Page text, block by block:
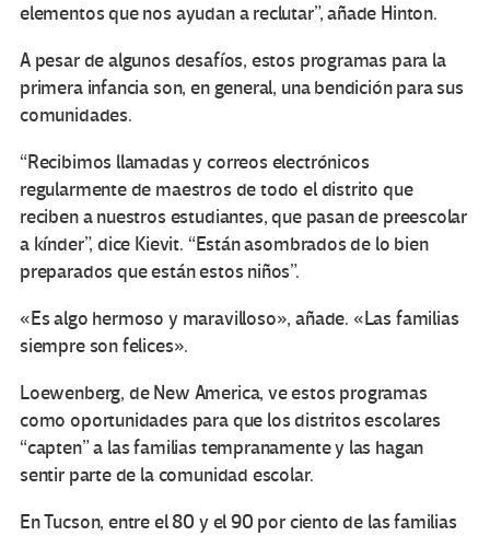
elementos que nos ayudan a reclutar”, añade Hinton.
A pesar de algunos desafíos, estos programas para la
primera infancia son, en general, una bendición para sus
comunidades.
“Recibimos llamadas y correos electrónicos
regularmente de maestros de todo el distrito que
reciben a nuestros estudiantes, que pasan de preescolar
a kínder”, dice Kievit. “Están asombrados de lo bien
preparados que están estos niños”.
«Es algo hermoso y maravilloso», añade. «Las familias
siempre son felices».
Loewenberg, de New America, ve estos programas
como oportunidades para que los distritos escolares
“capten” a las familias tempranamente y las hagan
sentir parte de la comunidad escolar.
En Tucson, entre el 80 y el 90 por ciento de las familias